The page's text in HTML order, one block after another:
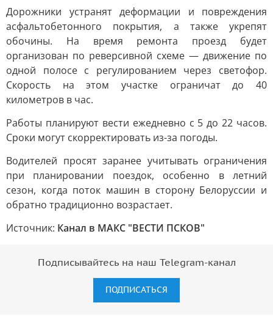
Дорожники устранят деформации и повреждения
асфальтобетонного покрытия, а также укрепят
обочины. На время ремонта проезд будет
организован по реверсивной схеме — движение по
одной полосе с регулированием через светофор.
Скорость на этом участке ограничат до 40
километров в час.
Работы планируют вести ежедневно с 5 до 22 часов.
Сроки могут скорректировать из-за погоды.
Водителей просят заранее учитывать ограничения
при планировании поездок, особенно в летний
сезон, когда поток машин в сторону Белоруссии и
обратно традиционно возрастает.
Источник: Канал в МАКС "ВЕСТИ ПСКОВ"
Подписывайтесь на наш Telegram-канал
ПОДПИСАТЬСЯ